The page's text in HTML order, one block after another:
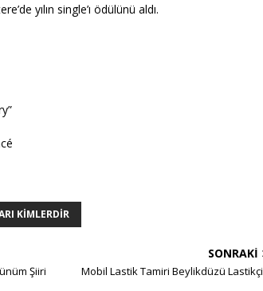
yılın single’ı ödülünü aldı.
KIMLERDIR
Şiiri
SONRAKI
Mobil Lastik Tamiri Beylikdüzü Lastikçi